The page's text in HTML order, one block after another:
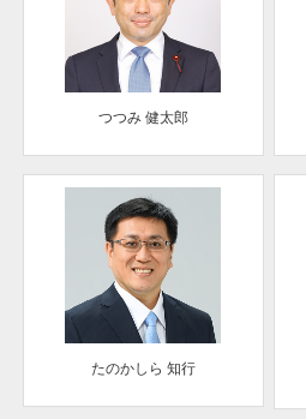
つつみ 健太郎
たのかしら 知行